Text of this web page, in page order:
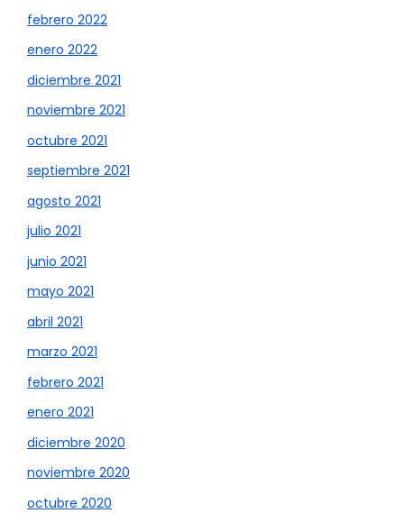
febrero 2022
enero 2022
diciembre 2021
noviembre 2021
octubre 2021
septiembre 2021
agosto 2021
julio 2021
junio 2021
mayo 2021
abril 2021
marzo 2021
febrero 2021
enero 2021
diciembre 2020
noviembre 2020
octubre 2020